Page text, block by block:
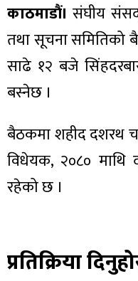
काठमाडौं।संघीय संसद
तथा सूचना
साढे १२ बजे
बस्नेछ ।
बैठकमा शहीद दशरथ
विधेयक, २०८० माथि
रहेको छ ।
प्रतिक्रिया